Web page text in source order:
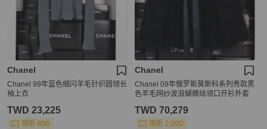
Chanel
Chanel 99年蓝色细闪羊毛针织圆领长
袖上衣
TWD 23,225
現折 800
Chanel
Chanel 09年俄罗斯莫斯科系列秀款黑
色羊毛网纱波浪蝴蝶结领口开衫外套
TWD 70,279
現折 2,000